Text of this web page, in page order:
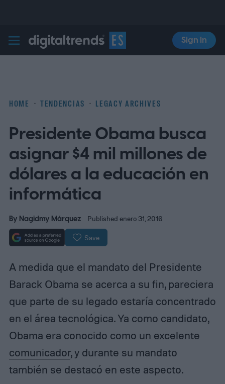
Digital Trends Español
Sign In
HOME TENDENCIAS LEGACY ARCHIVES
Presidente Obama busca
asignar $4 mil millones de
dólares a la educación en
informática
By Nagidmy Márquez Published enero 31, 2016
Save
A medida que el mandato del Presidente
Barack Obama se acerca a su fin, pareciera
que parte de su legado estaría concentrado
en el área tecnológica. Ya como candidato,
Obama era conocido como un excelente
comunicador, y durante su mandato
también se destacó en este aspecto.